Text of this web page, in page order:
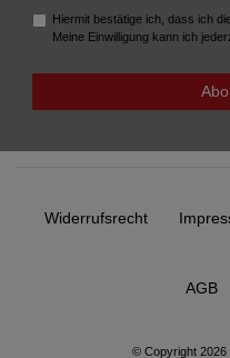
Hiermit bestätige ich, dass ich
Meine Einwilligung kann ich
Widerrufs­recht
AGB
© Copyright 2026